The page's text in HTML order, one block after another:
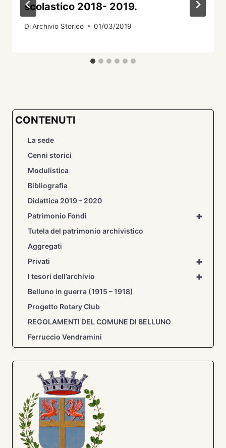
scolastico 2018- 2019.
DiArchivio Storico 01/03/2019
CONTENUTI
La sede
Cenni storici
Modulistica
Bibliografia
Didattica 2019 – 2020
+
Patrimonio Fondi
Tutela del patrimonio archivistico
Aggregati
+
Privati
+
I tesori dell’archivio
Belluno in guerra (1915 – 1918)
Progetto Rotary Club
REGOLAMENTI DEL COMUNE DI BELLUNO
Ferruccio Vendramini